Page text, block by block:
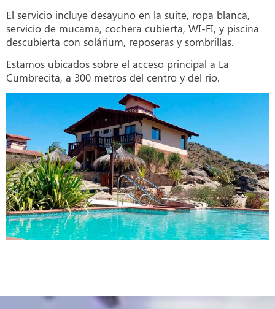
El servicio incluye desayuno en la suite, ropa blanca,
servicio de mucama, cochera cubierta, WI-FI, y piscina
descubierta con solárium, reposeras y sombrillas.
Estamos ubicados sobre el acceso principal a La
Cumbrecita, a 300 metros del centro y del río.